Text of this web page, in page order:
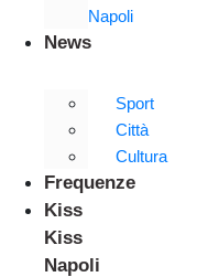
Napoli
News
Sport
Città
Cultura
Frequenze
Kiss
Kiss
Napoli